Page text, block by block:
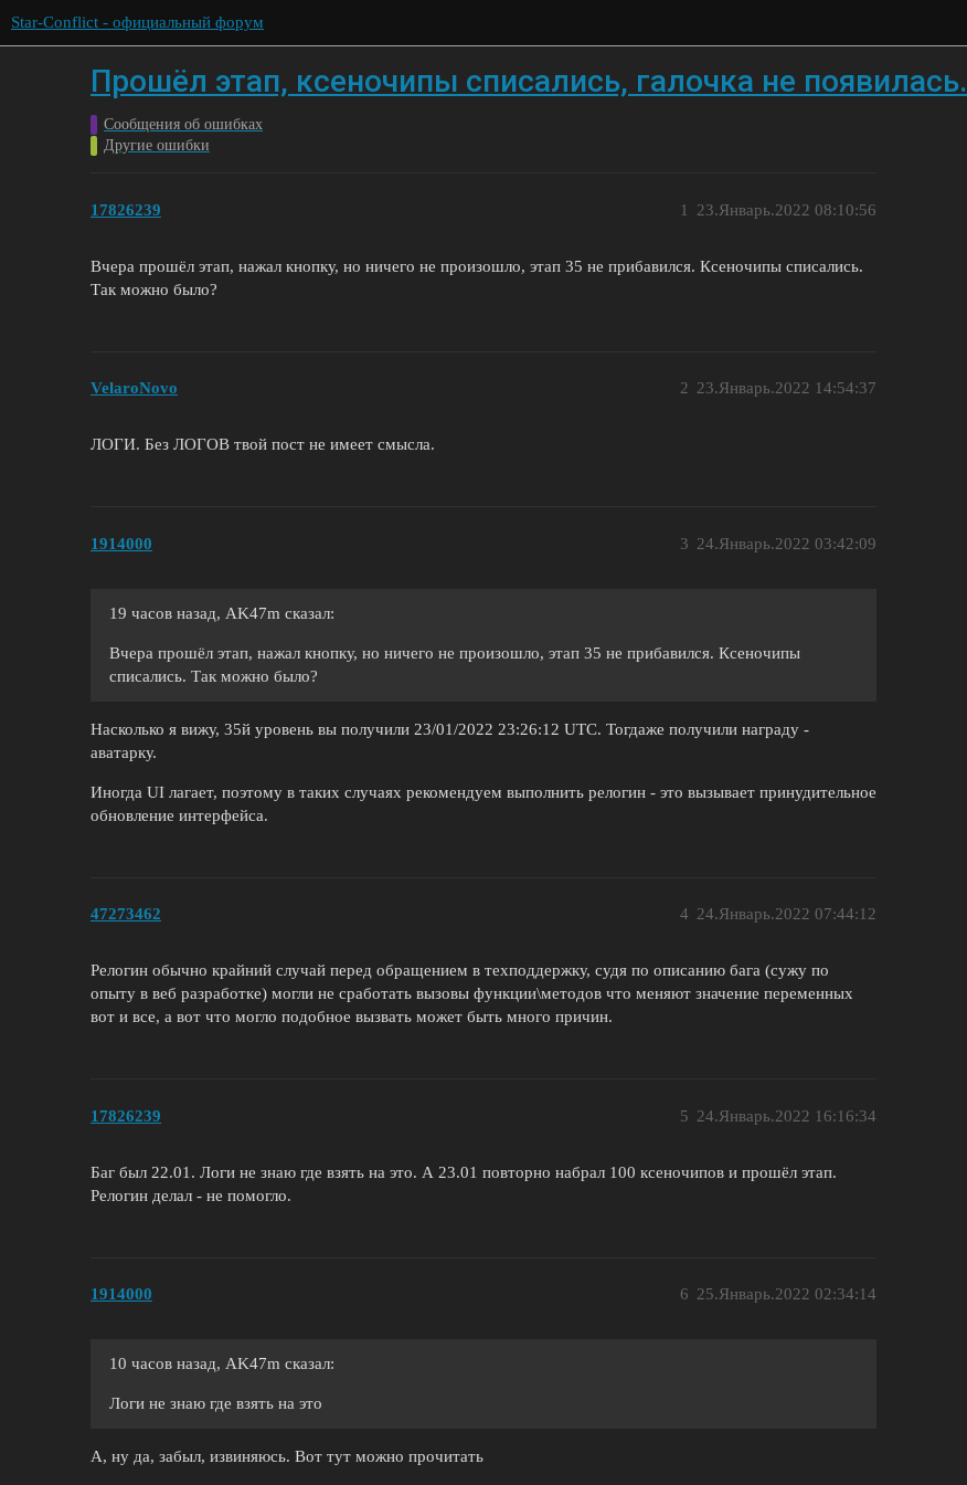
Star-Conflict - официальный форум
Прошёл этап, ксеночипы списались, галочка не появилась.
Сообщения об ошибках
Другие ошибки
17826239 23.Январь.2022 08:10:56
1
Вчера прошёл этап, нажал кнопку, но ничего не произошло, этап 35 не прибавился. Ксеночипы списались.
Так можно было?
VelaroNovo 23.Январь.2022 14:54:37
2
ЛОГИ. Без ЛОГОВ твой пост не имеет смысла.
1914000 24.Январь.2022 03:42:09
3
19 часов назад, AK47m сказал:
Вчера прошёл этап, нажал кнопку, но ничего не произошло, этап 35 не прибавился. Ксеночипы
списались. Так можно было?
Насколько я вижу, 35й уровень вы получили 23/01/2022 23:26:12 UTC. Тогдаже получили награду -
аватарку.
Иногда UI лагает, поэтому в таких случаях рекомендуем выполнить релогин - это вызывает принудительное
обновление интерфейса.
47273462 24.Январь.2022 07:44:12
4
Релогин обычно крайний случай перед обращением в техподдержку, судя по описанию бага (сужу по
опыту в веб разработке) могли не сработать вызовы функции\методов что меняют значение переменных
вот и все, а вот что могло подобное вызвать может быть много причин.
17826239 24.Январь.2022 16:16:34
5
Баг был 22.01. Логи не знаю где взять на это. А 23.01 повторно набрал 100 ксеночипов и прошёл этап.
Релогин делал - не помогло.
1914000 25.Январь.2022 02:34:14
6
10 часов назад, AK47m сказал:
Логи не знаю где взять на это
А, ну да, забыл, извиняюсь. Вот тут можно прочитать